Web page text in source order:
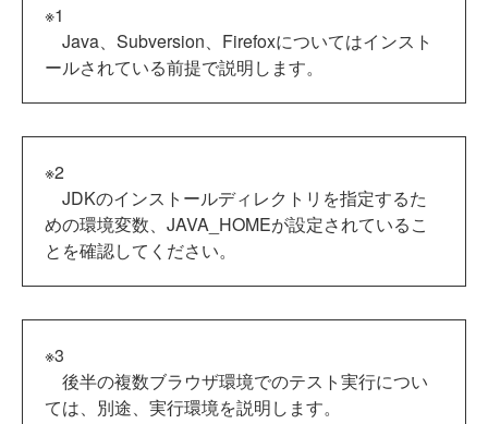
※1
Java、Subversion、Firefoxについてはインスト
ールされている前提で説明します。
※2
JDKのインストールディレクトリを指定するた
めの環境変数、JAVA_HOMEが設定されているこ
とを確認してください。
※3
後半の複数ブラウザ環境でのテスト実行につい
ては、別途、実行環境を説明します。